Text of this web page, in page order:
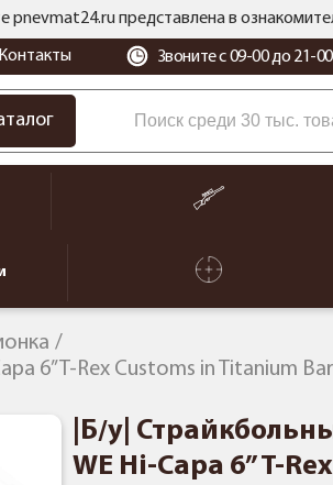
pnevmat24.ru представлена в
Контакты Звоните с 09-00 до 21-
6” T-Rex Customs in Titanium
|Б/у|
WE Hi-Capa 6” T-